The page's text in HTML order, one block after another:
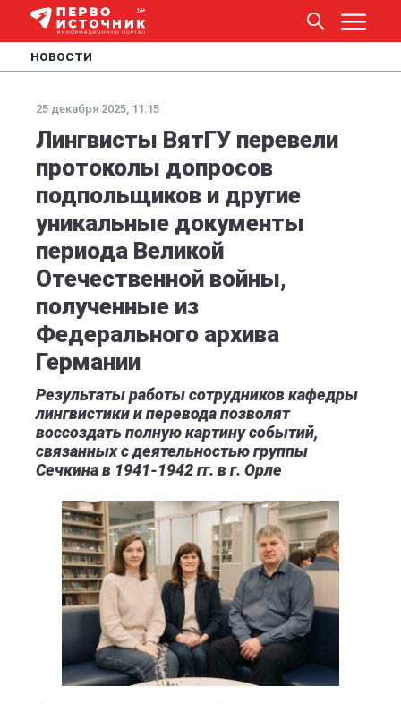
НОВОСТИ
25 декабря 2025, 11:15
Лингвисты ВятГУ перевели
протоколы допросов
подпольщиков и другие
уникальные документы
периода Великой
Отечественной войны,
полученные из
Федерального архива
Германии
Результаты работы сотрудников кафедры
лингвистики и перевода позволят
воссоздать полную картину событий,
связанных с деятельностью группы
Сечкина в 1941-1942 гг. в г. Орле